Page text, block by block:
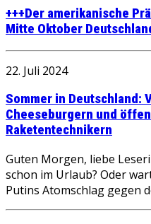
+++Der amerikanische
Mitte Oktober
22. Juli 2024
Sommer in Deutschland:
Cheeseburgern und
Raketentechnikern
Guten Morgen, liebe
schon im Urlaub? Oder
Putins Atomschlag gegen